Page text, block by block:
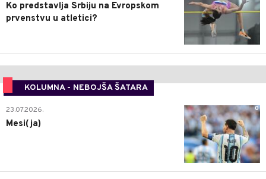
Ko predstavlja Srbiju na Evropskom
prvenstvu u atletici?
KOLUMNA - NEBOJŠA ŠATARA
0
23.07.2026.
Mesi(ja)